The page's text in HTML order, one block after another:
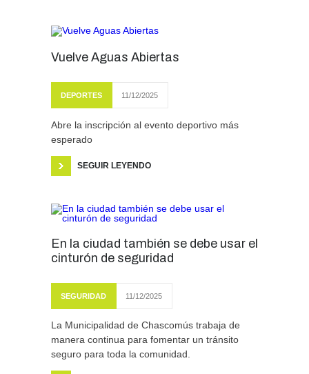
Vuelve Aguas Abiertas
DEPORTES 11/12/2025
Abre la inscripción al evento deportivo más
esperado
SEGUIR LEYENDO
En la ciudad también se debe usar el
cinturón de seguridad
SEGURIDAD 11/12/2025
La Municipalidad de Chascomús trabaja de
manera continua para fomentar un tránsito
seguro para toda la comunidad.